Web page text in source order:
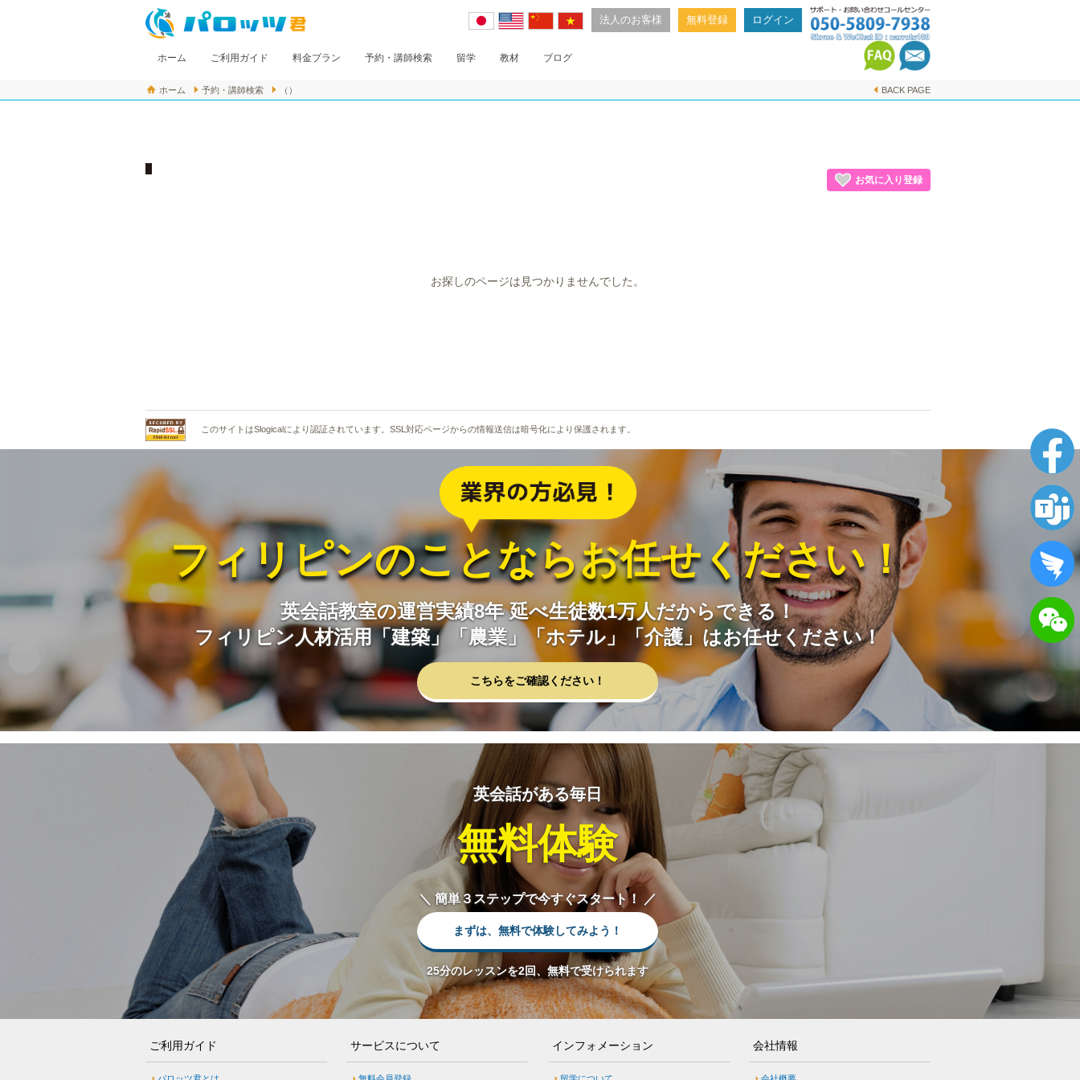
ログイン
無料登録
法人のお客様
ホーム ご利用ガイド
パロッツ君とは
料金プラン 予約・講師検索 留学 教材 ブログ
ホーム 予約・講師検索 （） BACK PAGE
お気に入り登録
お探しのページは見つかりませんでした。
このサイトはSlogicalにより認証されています。SSL対応ページからの情報送信は暗号化により保護されます。
フィリピンのことならお任せください！
英会話教室の運営実績8年 延べ生徒数1万人だからできる！
フィリピン人材活用「建築」「農業」「ホテル」「介護」はお任せください！
こちらをご確認ください！
英会話がある毎日
無料体験
＼ 簡単３ステップで今すぐスタート！ ／
まずは、無料で体験してみよう！
25分のレッスンを2回、無料で受けられます
ご利用ガイド サービスについて インフォメーション 会社情報